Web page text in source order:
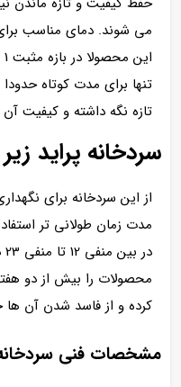
می شوند. دمای مناسب
تازه نگه داشته و کیفیت
سردخانه پراید
از این سردخانه برای
مدت زمان طولانی تر
محصولات را بیش از دو
کرده و از فاسد شدن آن ها
مشخصات فنی سردخانه